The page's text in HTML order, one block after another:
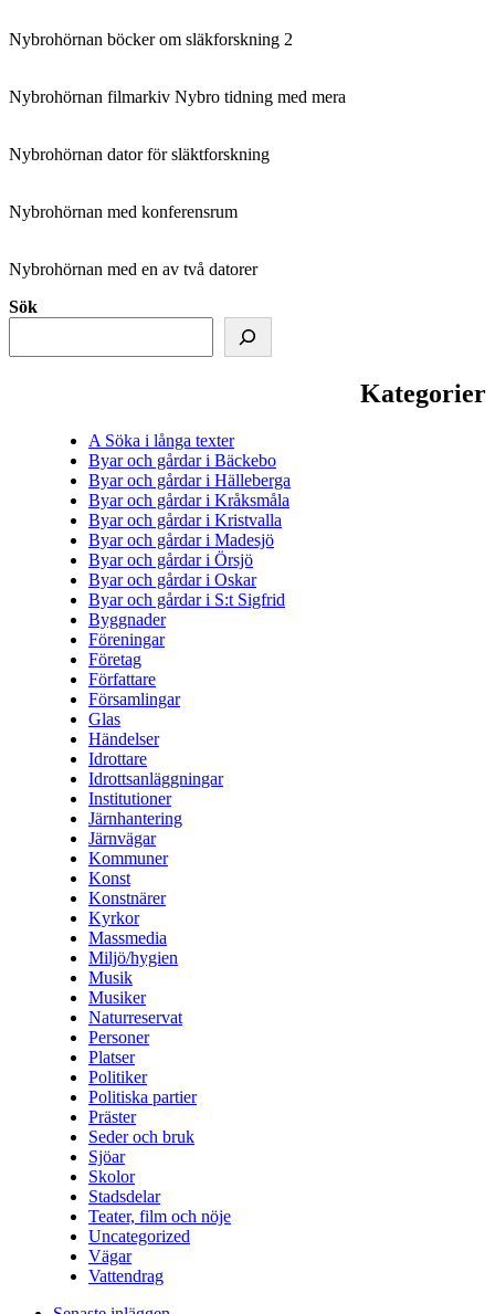
Nybrohörnan böcker om släkforskning 2
Nybrohörnan filmarkiv Nybro tidning med mera
Nybrohörnan dator för släktforskning
Nybrohörnan med konferensrum
Nybrohörnan med en av två datorer
Sök
Kategorier
A Söka i långa texter
Byar och gårdar i Bäckebo
Byar och gårdar i Hälleberga
Byar och gårdar i Kråksmåla
Byar och gårdar i Kristvalla
Byar och gårdar i Madesjö
Byar och gårdar i Örsjö
Byar och gårdar i Oskar
Byar och gårdar i S:t Sigfrid
Byggnader
Föreningar
Företag
Författare
Församlingar
Glas
Händelser
Idrottare
Idrottsanläggningar
Institutioner
Järnhantering
Järnvägar
Kommuner
Konst
Konstnärer
Kyrkor
Massmedia
Miljö/hygien
Musik
Musiker
Naturreservat
Personer
Platser
Politiker
Politiska partier
Präster
Seder och bruk
Sjöar
Skolor
Stadsdelar
Teater, film och nöje
Uncategorized
Vägar
Vattendrag